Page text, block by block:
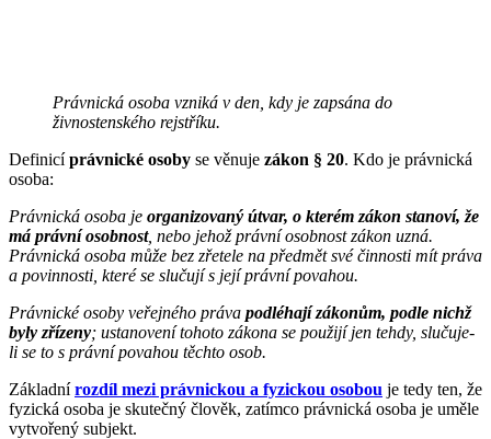
Právnická osoba vzniká v den, kdy je zapsána do
živnostenského rejstříku.
Definicíprávnické osoby se věnuje zákon § 20. Kdo je právnická
osoba:
Právnická osoba je organizovaný útvar, o kterém zákon stanoví, že
má právní osobnost, nebo jehož právní osobnost zákon uzná.
Právnická osoba může bez zřetele na předmět své činnosti mít práva
a povinnosti, které se slučují s její právní povahou.
Právnické osoby veřejného práva podléhají zákonům, podle nichž
byly zřízeny; ustanovení tohoto zákona se použijí jen tehdy, slučuje-
li se to s právní povahou těchto osob.
Základnírozdíl mezi právnickou a fyzickou osobou je tedy ten, že
fyzická osoba je skutečný člověk, zatímco právnická osoba je uměle
vytvořený subjekt.